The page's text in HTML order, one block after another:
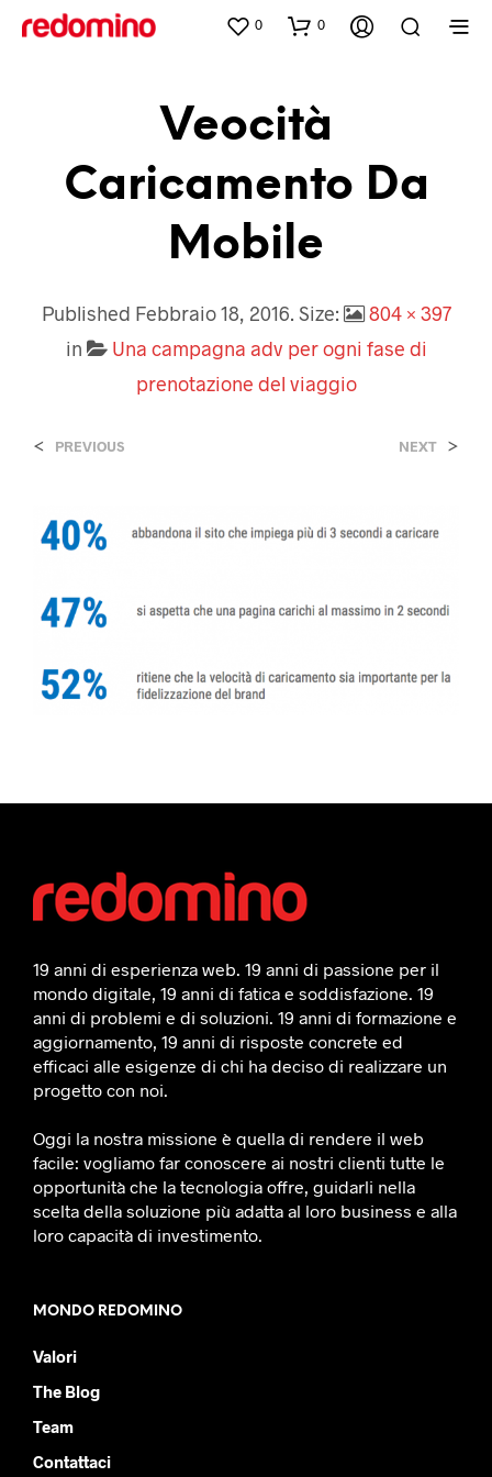
0 0
Veocità
Caricamento Da
Mobile
Published Febbraio 18, 2016. Size:
804 × 397
in
Una campagna adv per ogni fase di
prenotazione del viaggio
< PREVIOUS NEXT >
19 anni di esperienza web. 19 anni di passione per il
mondo digitale, 19 anni di fatica e soddisfazione. 19
anni di problemi e di soluzioni. 19 anni di formazione e
aggiornamento, 19 anni di risposte concrete ed
efficaci alle esigenze di chi ha deciso di realizzare un
progetto con noi.
Oggi la nostra missione è quella di rendere il web
facile: vogliamo far conoscere ai nostri clienti tutte le
opportunità che la tecnologia offre, guidarli nella
scelta della soluzione più adatta al loro business e alla
loro capacità di investimento.
MONDO REDOMINO
Valori
The Blog
Team
Contattaci